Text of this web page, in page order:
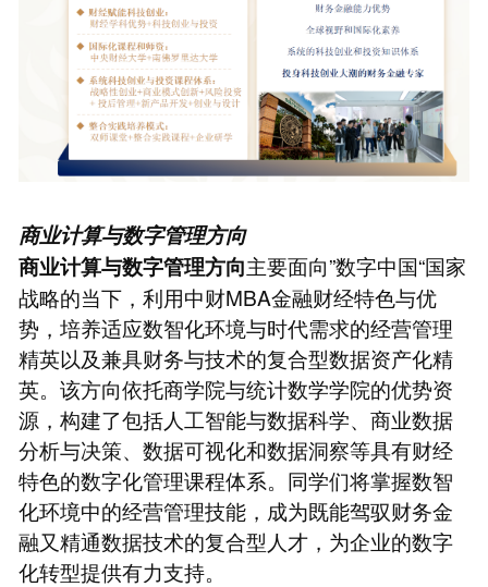
商业计算与数字管理方向
商业计算与数字管理方向主要面向”数字中国“国家
战略的当下，利用中财MBA金融财经特色与优
势，培养适应数智化环境与时代需求的经营管理
精英以及兼具财务与技术的复合型数据资产化精
英。该方向依托商学院与统计数学学院的优势资
源，构建了包括人工智能与数据科学、商业数据
分析与决策、数据可视化和数据洞察等具有财经
特色的数字化管理课程体系。同学们将掌握数智
化环境中的经营管理技能，成为既能驾驭财务金
融又精通数据技术的复合型人才，为企业的数字
化转型提供有力支持。